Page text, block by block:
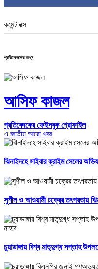
কমেন্ট বক্স
প্রতিবেদকের তথ্য
আসিফ কাজল
প্রতিবেদকের ফেইসবুক প্রোফাইল
এ জাতীয় আরো খবর
ঝিনাইদহে সাইবার ক্রাইম সেলের
সুশীল ও আওয়ামী চক্রের তৎপরতায়
চুয়াডাঙ্গায় বিশ্ব মাতৃদুগ্ধ সপ্তাহ